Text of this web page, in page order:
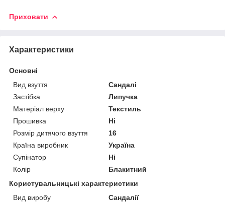
Приховати
Характеристики
Основні
Вид взуття
Сандалі
Застібка
Липучка
Матеріал верху
Текстиль
Прошивка
Ні
Розмір дитячого взуття
16
Країна виробник
Україна
Супінатор
Ні
Колір
Блакитний
Користувальницькі характеристики
Вид виробу
Сандалії